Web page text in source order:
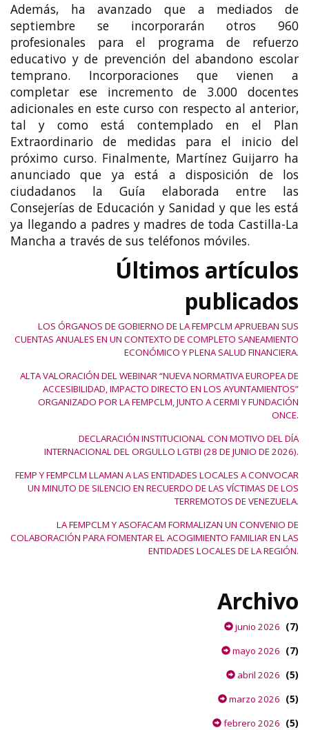
Además, ha avanzado que a mediados de
septiembre se incorporarán otros 960
profesionales para el programa de refuerzo
educativo y de prevención del abandono escolar
temprano. Incorporaciones que vienen a
completar ese incremento de 3.000 docentes
adicionales en este curso con respecto al anterior,
tal y como está contemplado en el Plan
Extraordinario de medidas para el inicio del
próximo curso. Finalmente, Martínez Guijarro ha
anunciado que ya está a disposición de los
ciudadanos la Guía elaborada entre las
Consejerías de Educación y Sanidad y que les está
ya llegando a padres y madres de toda Castilla-La
Mancha a través de sus teléfonos móviles.
Últimos artículos
publicados
LOS ÓRGANOS DE GOBIERNO DE LA FEMPCLM APRUEBAN SUS
CUENTAS ANUALES EN UN CONTEXTO DE COMPLETO SANEAMIENTO
ECONÓMICO Y PLENA SALUD FINANCIERA.
ALTA VALORACIÓN DEL WEBINAR “NUEVA NORMATIVA EUROPEA DE
ACCESIBILIDAD, IMPACTO DIRECTO EN LOS AYUNTAMIENTOS”
ORGANIZADO POR LA FEMPCLM, JUNTO A CERMI Y FUNDACIÓN
ONCE.
DECLARACIÓN INSTITUCIONAL CON MOTIVO DEL DÍA
INTERNACIONAL DEL ORGULLO LGTBI (28 DE JUNIO DE 2026).
FEMP Y FEMPCLM LLAMAN A LAS ENTIDADES LOCALES A CONVOCAR
UN MINUTO DE SILENCIO EN RECUERDO DE LAS VÍCTIMAS DE LOS
TERREMOTOS DE VENEZUELA.
LA FEMPCLM Y ASOFACAM FORMALIZAN UN CONVENIO DE
COLABORACIÓN PARA FOMENTAR EL ACOGIMIENTO FAMILIAR EN LAS
ENTIDADES LOCALES DE LA REGIÓN.
Archivo
junio 2026 (7)
mayo 2026 (7)
abril 2026 (5)
marzo 2026 (5)
febrero 2026 (5)